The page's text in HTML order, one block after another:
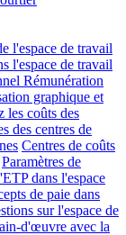
l'espace de travail
l'espace de travail
Rémunération
graphique et
les coûts des
des centres de
Centres de coûts
Paramètres de
dans l'espace
de paie dans
sur l'espace de
d'œuvre avec la